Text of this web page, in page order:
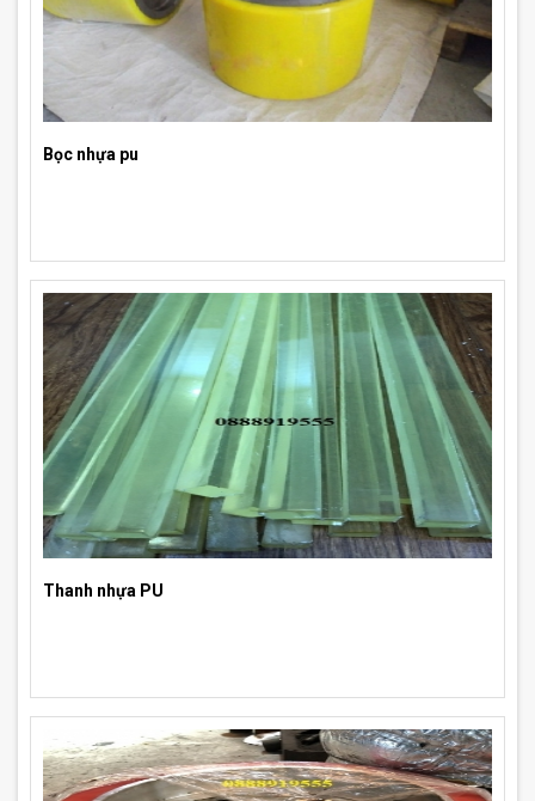
Bọc nhựa pu
Thanh nhựa PU